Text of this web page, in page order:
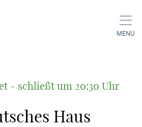
MENÜ
- schließt um 20:30 Uhr
Haus